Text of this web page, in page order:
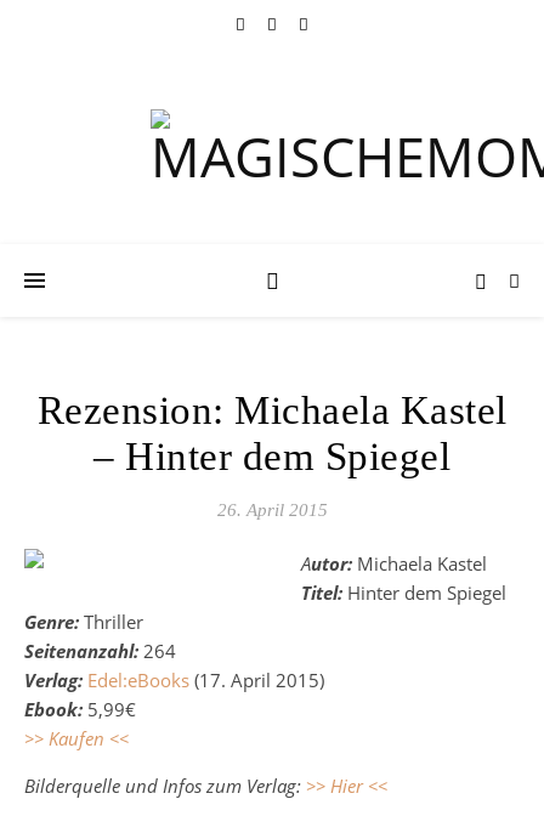
Rezension: Michaela Kastel
– Hinter dem Spiegel
26. April 2015
Autor: Michaela Kastel
Titel: Hinter dem Spiegel
Genre: Thriller
Seitenanzahl: 264
Verlag: Edel:eBooks (17. April 2015)
Ebook: 5,99€
>> Kaufen <<
Bilderquelle und Infos zum Verlag: >> Hier <<